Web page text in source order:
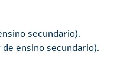
secundario).
ensino secundario).